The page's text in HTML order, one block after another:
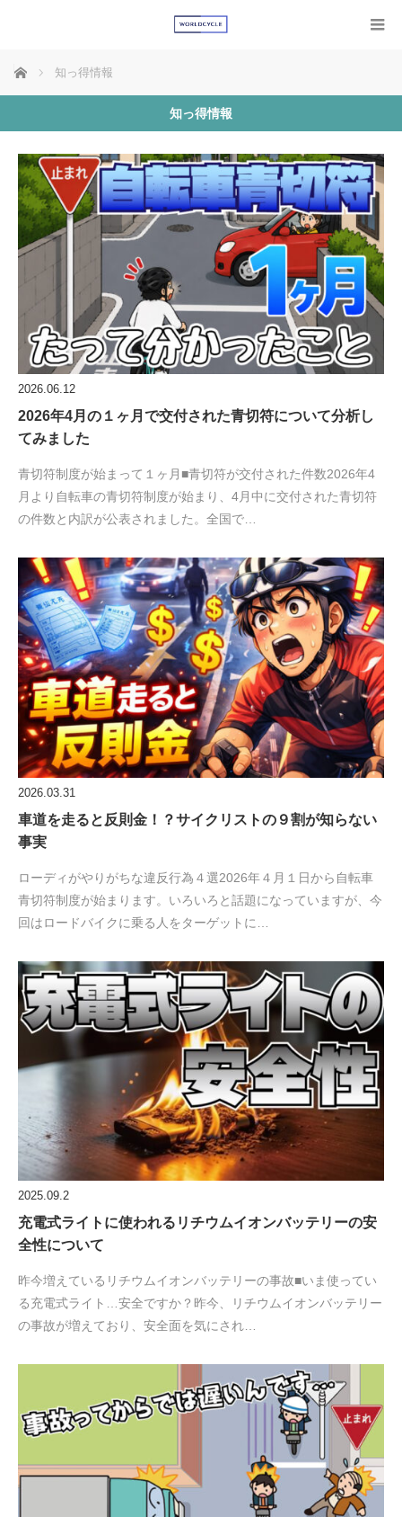
ホーム 知っ得情報
知っ得情報
2026.06.12
2026年4月の１ヶ月で交付された青切符について分析し
てみました
青切符制度が始まって１ヶ月■青切符が交付された件数2026年4
月より自転車の青切符制度が始まり、4月中に交付された青切符
の件数と内訳が公表されました。全国で…
2026.03.31
車道を走ると反則金！？サイクリストの９割が知らない
事実
ローディがやりがちな違反行為４選2026年４月１日から自転車
青切符制度が始まります。いろいろと話題になっていますが、今
回はロードバイクに乗る人をターゲットに…
2025.09.2
充電式ライトに使われるリチウムイオンバッテリーの安
全性について
昨今増えているリチウムイオンバッテリーの事故■いま使ってい
る充電式ライト…安全ですか？昨今、リチウムイオンバッテリー
の事故が増えており、安全面を気にされ…